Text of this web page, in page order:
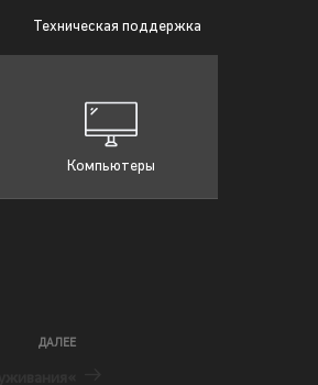
Техническая поддержка
Компьютеры
ДАЛЕЕ